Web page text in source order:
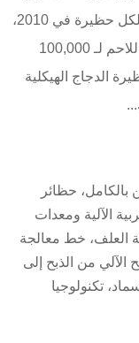
في دبي مع 15 حظيرة بياض، 30,000 طائر لكل حظيرة في 2010،
مشروع في نيجيريا من التفريخ إلى معالجة اللاحم لـ 100,000
حظيرة الدجاج الهيكلية
بالكامل، حظائر
الآلية ومعدات
العلف، خط معالجة
الآلي من الذبح إلى
تكنولوجيا